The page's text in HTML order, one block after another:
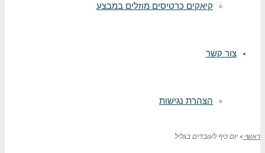
קיאקים כרטיסים מוזלים במבצע
צור קשר
הצהרת נגישות
ראשי » יום כיף לעובדים בגליל